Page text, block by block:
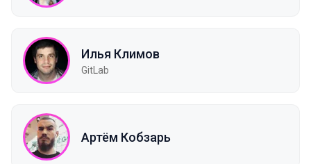
Илья Климов
GitLab
Артём Кобзарь